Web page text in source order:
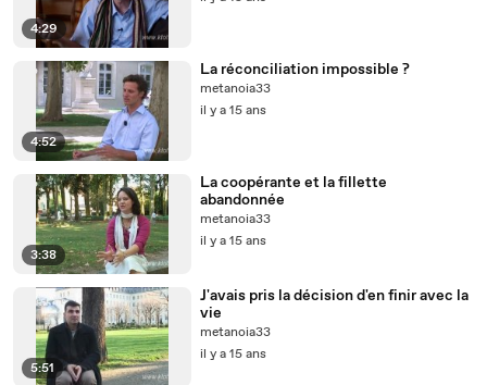
4:29
4:52
La réconciliation impossible ?
metanoia33
il y a 15 ans
3:38
La coopérante et la fillette
abandonnée
metanoia33
il y a 15 ans
5:51
J'avais pris la décision d'en finir avec la
vie
metanoia33
il y a 15 ans